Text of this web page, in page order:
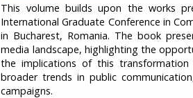
This volume builds upon the works
International Graduate Conference in
in Bucharest, Romania. The book
media landscape, highlighting the
the implications of this
broader trends in public
campaigns.